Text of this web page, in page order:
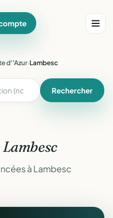
d''Azur›Lambesc
Rechercher
Lambesc
à Lambesc